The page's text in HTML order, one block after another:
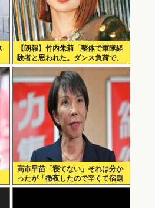
【朗報】竹内朱莉「整体で軍隊経
験者と思われた。ダンス負荷で、
私の骨と筋肉はもうグチャグチャ
になってい
高市早苗「寝てない」それは分か
ったが「徹夜したので辛くて宿題
やってません」って言う奴高市早